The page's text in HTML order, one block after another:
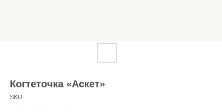
Когтеточка «Аскет»
SKU: